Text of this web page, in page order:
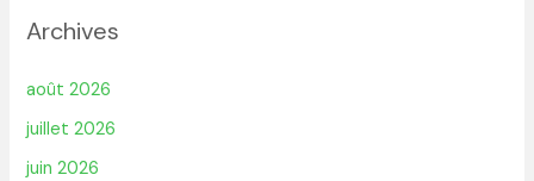
Archives
août 2026
juillet 2026
juin 2026